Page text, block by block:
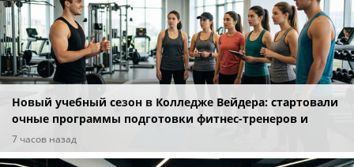
Новый учебный сезон в Колледже Вейдера: стартовали
очные программы подготовки фитнес-тренеров и
специалистов индустрии здоровья
7 часов назад